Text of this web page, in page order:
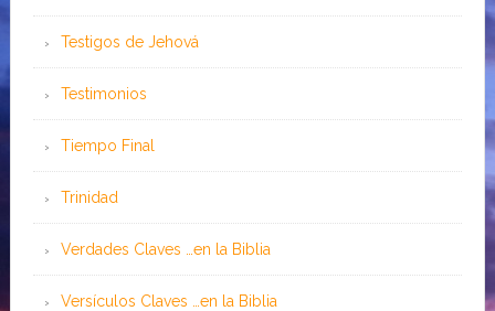
Testigos de Jehová
Testimonios
Tiempo Final
Trinidad
Verdades Claves …en la Biblia
Versículos Claves …en la Biblia